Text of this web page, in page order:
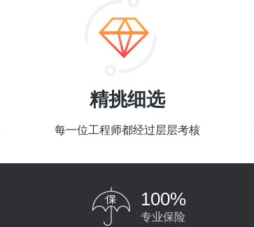
精挑细选
每一位工程师都经过层层考核
100%
专业保险